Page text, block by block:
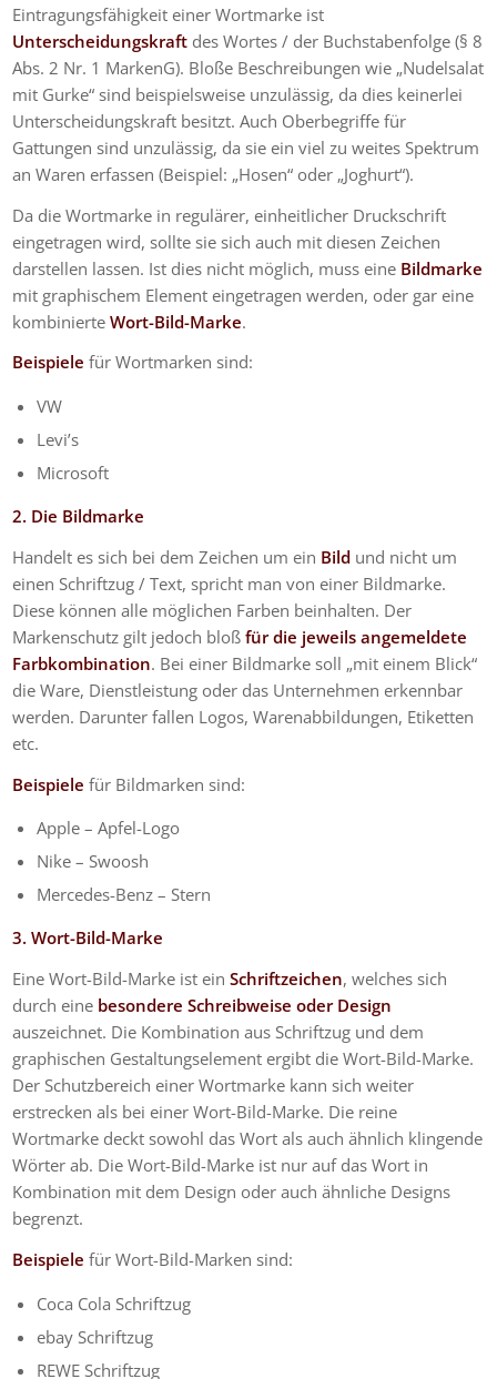
Eintragungsfähigkeit einer Wortmarke ist
Unterscheidungskraft des Wortes / der Buchstabenfolge (§ 8
Abs. 2 Nr. 1 MarkenG). Bloße Beschreibungen wie „Nudelsalat
mit Gurke“ sind beispielsweise unzulässig, da dies keinerlei
Unterscheidungskraft besitzt. Auch Oberbegriffe für
Gattungen sind unzulässig, da sie ein viel zu weites Spektrum
an Waren erfassen (Beispiel: „Hosen“ oder „Joghurt“).
Da die Wortmarke in regulärer, einheitlicher Druckschrift
eingetragen wird, sollte sie sich auch mit diesen Zeichen
darstellen lassen. Ist dies nicht möglich, muss eine Bildmarke
mit graphischem Element eingetragen werden, oder gar eine
kombinierteWort-Bild-Marke.
Beispiele für Wortmarken sind:
VW
Levi’s
Microsoft
2. Die Bildmarke
Handelt es sich bei dem Zeichen um ein Bild und nicht um
einen Schriftzug / Text, spricht man von einer Bildmarke.
Diese können alle möglichen Farben beinhalten. Der
Markenschutz gilt jedoch bloßfür die jeweils angemeldete
Farbkombination. Bei einer Bildmarke soll „mit einem Blick“
die Ware, Dienstleistung oder das Unternehmen erkennbar
werden. Darunter fallen Logos, Warenabbildungen, Etiketten
etc.
Beispiele für Bildmarken sind:
Apple – Apfel-Logo
Nike – Swoosh
Mercedes-Benz – Stern
3. Wort-Bild-Marke
Eine Wort-Bild-Marke ist einSchriftzeichen, welches sich
durch eine besondere Schreibweise oder Design
auszeichnet. Die Kombination aus Schriftzug und dem
graphischen Gestaltungselement ergibt die Wort-Bild-Marke.
Der Schutzbereich einer Wortmarke kann sich weiter
erstrecken als bei einer Wort-Bild-Marke. Die reine
Wortmarke deckt sowohl das Wort als auch ähnlich klingende
Wörter ab. Die Wort-Bild-Marke ist nur auf das Wort in
Kombination mit dem Design oder auch ähnliche Designs
begrenzt.
Beispiele für Wort-Bild-Marken sind:
Coca Cola Schriftzug
ebay Schriftzug
REWE Schriftzug